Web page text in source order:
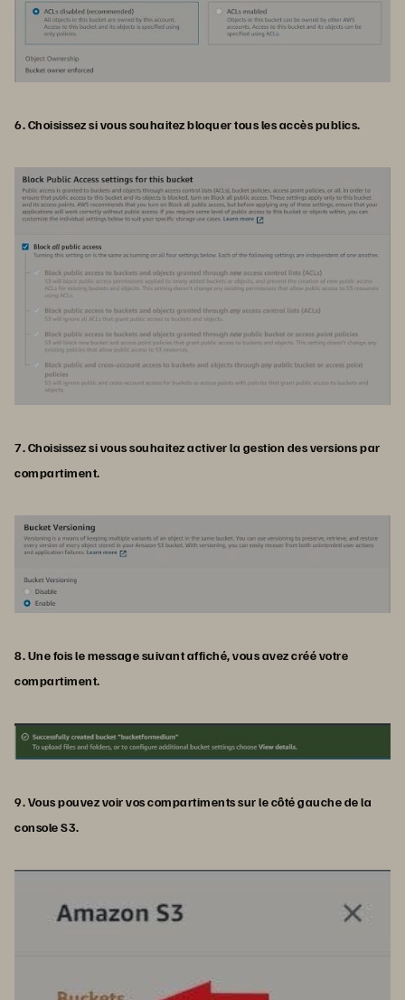
6. Choisissez si vous souhaitez bloquer tous les accès publics.
7. Choisissez si vous souhaitez activer la gestion des versions par
compartiment.
8. Une fois le message suivant affiché, vous avez créé votre
compartiment.
9. Vous pouvez voir vos compartiments sur le côté gauche de la
console S3.